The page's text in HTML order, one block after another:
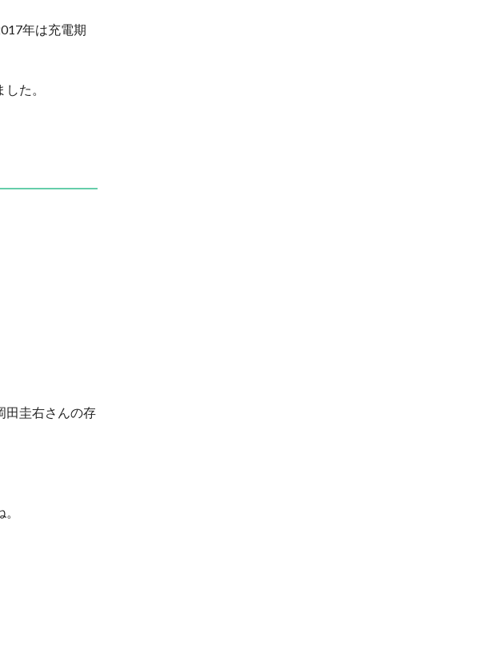
年は充電期
た。
田圭右さんの存